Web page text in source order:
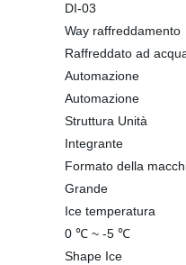
DI-03
Way raffreddamento
Raffreddato ad
Automazione
Automazione
Struttura Unità
Integrante
Formato della
Grande
Ice temperatura
0 ℃ ~ -5 ℃
Shape Ice